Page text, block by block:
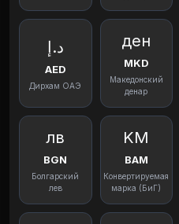
د.إ
AED
Дирхам ОАЭ
ден
MKD
Македонский
денар
лв
BGN
Болгарский
лев
KM
BAM
Конвертируемая
марка (БиГ)